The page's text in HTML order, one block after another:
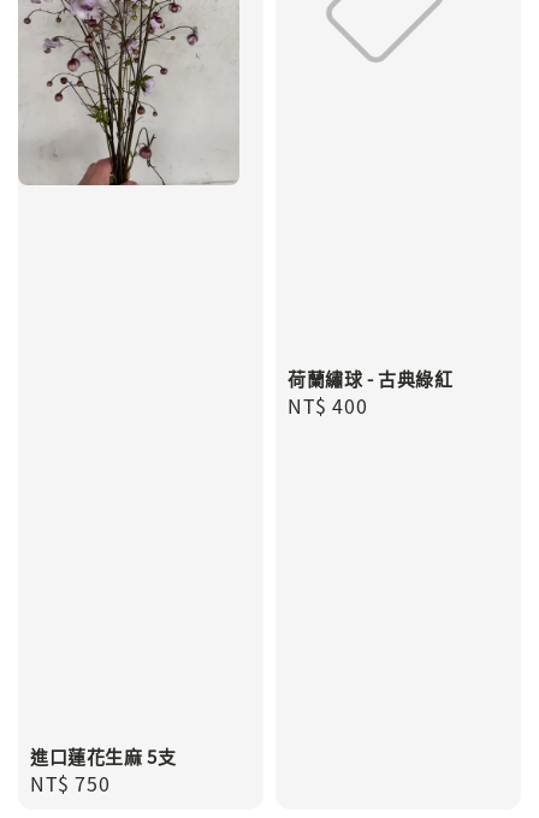
進口蓮花生麻 5支
Regular
NT$ 750
荷蘭繡球 - 古典綠紅
Regular
NT$ 400